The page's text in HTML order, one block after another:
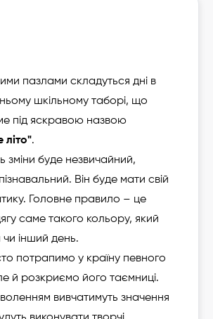
пазлами складуться дні в
шкільному таборі, що
під яскравою назвою
літо".
зміни буде незвичайний,
Він буде мати свій
Головне правило – це
саме такого кольору, який
інший день.
потрапимо у країну певного
й розкриємо його таємниці.
вивчатимуть значення